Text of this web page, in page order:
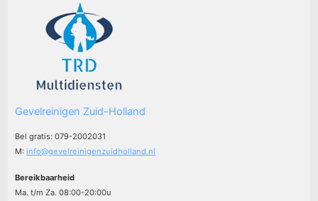
Gevelreinigen Zuid-Holland
Bel gratis: 079-2002031
M:info@gevelreinigenzuidholland.nl
Bereikbaarheid
Ma. t/m Za. 08:00-20:00u